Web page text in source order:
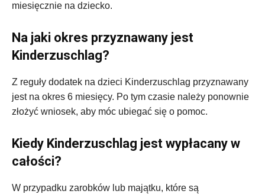
miesięcznie na dziecko.
Na jaki okres przyznawany jest
Kinderzuschlag?
Z reguły dodatek na dzieci Kinderzuschlag przyznawany
jest na okres 6 miesięcy. Po tym czasie należy ponownie
złożyć wniosek, aby móc ubiegać się o pomoc.
Kiedy Kinderzuschlag jest wypłacany w
całości?
W przypadku zarobków lub majątku, które są